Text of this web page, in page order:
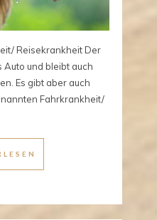
Reisekrankheit Der
und bleibt auch
Es gibt aber auch
Fahrkrankheit/